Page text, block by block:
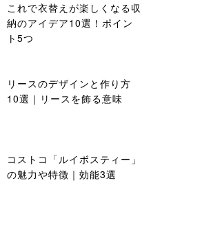
これで衣替えが楽しくなる収
納のアイデア10選！ポイン
ト5つ
リースのデザインと作り方
10選｜リースを飾る意味
コストコ「ルイボスティー」
の魅力や特徴｜効能3選